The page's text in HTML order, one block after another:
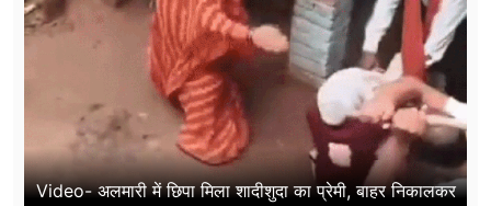
Video- अलमारी में छिपा मिला शादीशुदा का प्रेमी, बाहर निकालकर